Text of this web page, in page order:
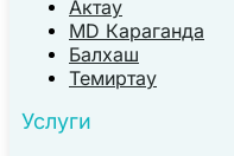
Актау
MD Караганда
Балхаш
Темиртау
Услуги